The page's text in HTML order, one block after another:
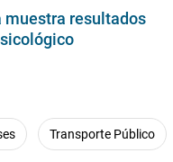
muestra resultados
Transporte Público